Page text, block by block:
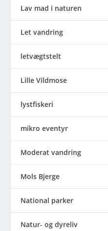
Lav mad i naturen
Let vandring
letvægtstelt
Lille Vildmose
lystfiskeri
mikro eventyr
Moderat vandring
Mols Bjerge
National parker
Natur- og dyreliv